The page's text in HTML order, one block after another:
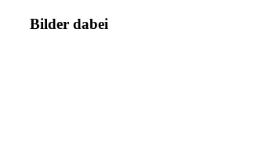
Bilder dabei